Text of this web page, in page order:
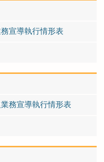
宣導執行情形表
務宣導執行情形表